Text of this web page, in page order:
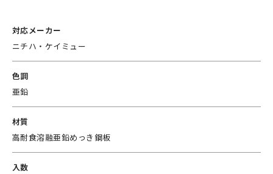
対応メーカー
ニチハ・ケイミュー
色調
亜鉛
材質
高耐食溶融亜鉛めっき鋼板
入数